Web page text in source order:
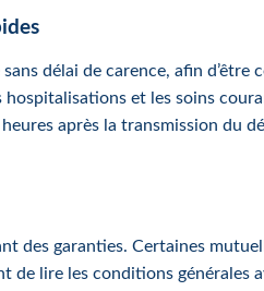
délai de carence, afin
et les soins
après la transmission du
garanties. Certaines
lire les conditions générales